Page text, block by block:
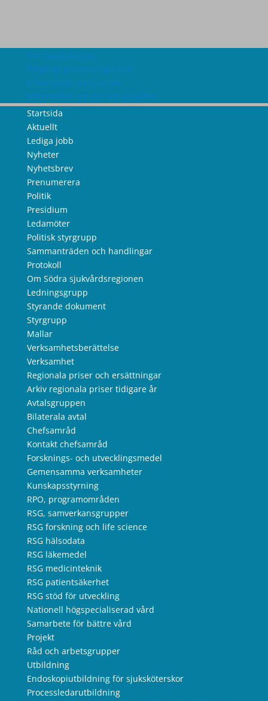
Om webbplatsen
Tillgänglighetsredogörelse
Information om cookies
Information om personuppgifter
Startsida
Aktuellt
Lediga jobb
Nyheter
Nyhetsbrev
Prenumerera
Politik
Presidium
Ledamöter
Politisk styrgrupp
Sammanträden och handlingar
Protokoll
Om Södra sjukvårdsregionen
Ledningsgrupp
Styrande dokument
Styrgrupp
Mallar
Verksamhetsberättelse
Verksamhet
Regionala priser och ersättningar
Arkiv regionala priser tidigare år
Avtalsgruppen
Bilaterala avtal
Chefsamråd
Kontakt chefsamråd
Forsknings- och utvecklingsmedel
Gemensamma verksamheter
Kunskapsstyrning
RPO, programområden
RSG, samverkansgrupper
RSG forskning och life science
RSG hälsodata
RSG läkemedel
RSG medicinteknik
RSG patientsäkerhet
RSG stöd för utveckling
Nationell högspecialiserad vård
Samarbete för bättre vård
Projekt
Råd och arbetsgrupper
Utbildning
Endoskopiutbildning för sjuksköterskor
Processledarutbildning